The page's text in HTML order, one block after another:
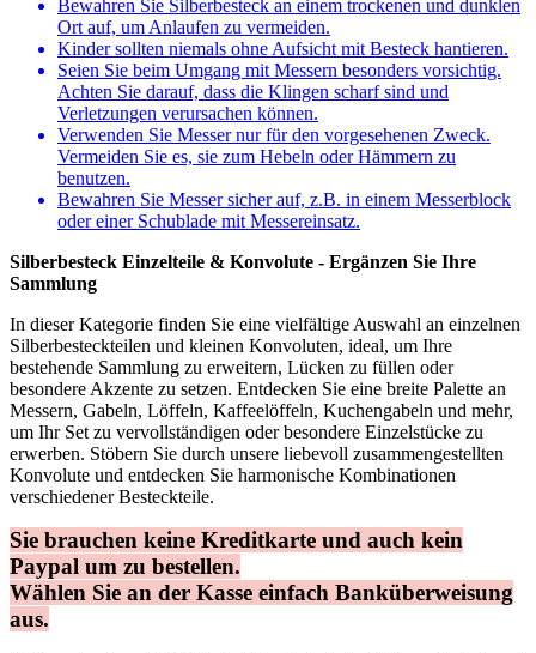
Bewahren Sie Silberbesteck an einem trockenen und dunklen
Ort auf, um Anlaufen zu vermeiden.
Kinder sollten niemals ohne Aufsicht mit Besteck hantieren.
Seien Sie beim Umgang mit Messern besonders vorsichtig.
Achten Sie darauf, dass die Klingen scharf sind und
Verletzungen verursachen können.
Verwenden Sie Messer nur für den vorgesehenen Zweck.
Vermeiden Sie es, sie zum Hebeln oder Hämmern zu
benutzen.
Bewahren Sie Messer sicher auf, z.B. in einem Messerblock
oder einer Schublade mit Messereinsatz.
Silberbesteck Einzelteile & Konvolute - Ergänzen Sie Ihre
Sammlung
In dieser Kategorie finden Sie eine vielfältige Auswahl an einzelnen
Silberbesteckteilen und kleinen Konvoluten, ideal, um Ihre
bestehende Sammlung zu erweitern, Lücken zu füllen oder
besondere Akzente zu setzen. Entdecken Sie eine breite Palette an
Messern, Gabeln, Löffeln, Kaffeelöffeln, Kuchengabeln und mehr,
um Ihr Set zu vervollständigen oder besondere Einzelstücke zu
erwerben. Stöbern Sie durch unsere liebevoll zusammengestellten
Konvolute und entdecken Sie harmonische Kombinationen
verschiedener Besteckteile.
Sie brauchen keine Kreditkarte und auch kein
Paypal um zu bestellen.
Wählen Sie an der Kasse einfach Banküberweisung
aus.